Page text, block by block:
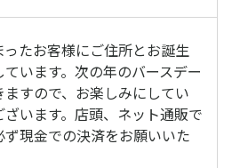
たお客様にご住所とお誕生
います。次の年のバースデー
すので、お楽しみにしてい
います。店頭、ネット通販で
現金での決済をお願いいた